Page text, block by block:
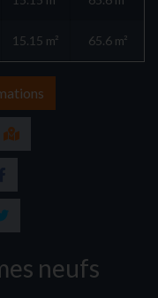
15.15 m² 65.6 m²
neufs